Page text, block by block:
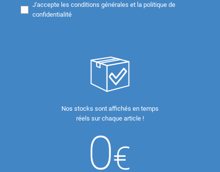
J'accepte les conditions générales et la politique de
confidentialité
Nos stocks sont affichés en temps
réels sur chaque article !